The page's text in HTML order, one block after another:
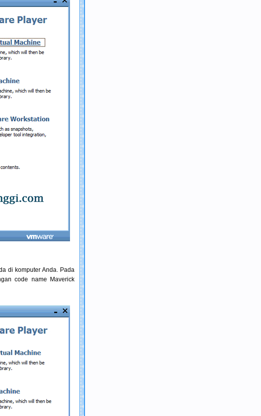
di komputer Anda. Pada
code name Maverick